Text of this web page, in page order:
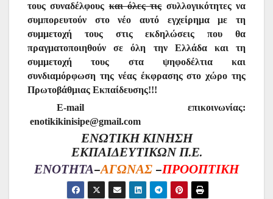
τους συναδέλφουςκαι όλες τιςσυλλογικότητες να
συμπορευτούν στο νέο αυτό εγχείρημα με τη
συμμετοχή τους στις εκδηλώσεις που θα
πραγματοποιηθούν σε όλη την Ελλάδα και τη
συμμετοχή τους στα ψηφοδέλτια και
συνδιαμόρφωση της νέας έκφρασης στο χώρο της
Πρωτοβάθμιας Εκπαίδευσης!!!
Ε-mail επικοινωνίας:
enotikikinisipe@gmail.com
ΕΝΩΤΙΚΗ ΚΙΝΗΣΗ
ΕΚΠΑΙΔΕΥΤΙΚΩΝ Π.Ε.
ΕΝΟΤΗΤΑ–ΑΓΩΝΑΣ –ΠΡΟΟΠΤΙΚΗ